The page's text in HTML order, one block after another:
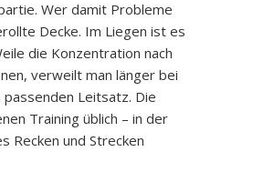
Wer damit Probleme
Decke. Im Liegen ist es
die Konzentration nach
verweilt man länger bei
Leitsatz. Die
Training üblich – in der
Recken und Strecken